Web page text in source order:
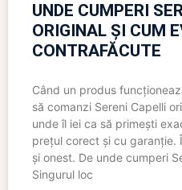
UNDE CUMPERI
ORIGINAL ȘI CUM
CONTRAFĂCUTE
Când un produs
să comanzi Sereni Capelli
unde îl iei ca să primești
prețul corect și cu garanție.
și onest. De unde cumperi
Singurul loc